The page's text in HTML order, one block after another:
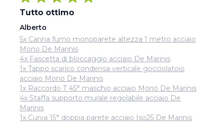
Tutto ottimo
Alberto
5x Canna fumo monoparete altezza 1 metro acciaio
Mono De Marinis
4x Fascetta di bloccaggio acciaio De Marinis
1x Tappo scarico condensa verticale gocciolatoio
acciaio Mono De Marinis
1x Raccordo T 45° maschio acciaio Mono De Marinis
4x Staffa supporto murale regolabile acciaio De
Marinis
1x Curva 15° doppia parete acciaio Iso25 De Marinis